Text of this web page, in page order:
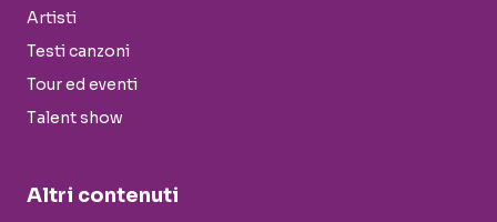
Artisti
Testi canzoni
Tour ed eventi
Talent show
Altri contenuti